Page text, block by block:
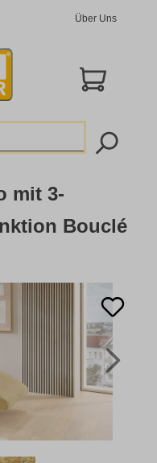
Über Uns
mit 3-
Bouclé